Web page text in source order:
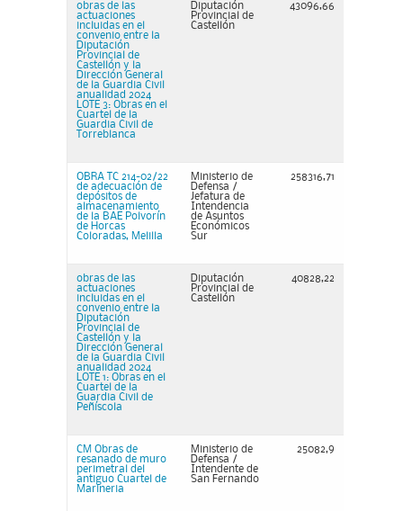
obras de las
actuaciones
incluidas en el
convenio entre la
Diputación
Provincial de
Castellón y la
Dirección General
de la Guardia Civil
anualidad 2024
LOTE 3: Obras en el
Cuartel de la
Guardia Civil de
Torreblanca
Diputación
Provincial de
Castellón
43096,66
OBRA TC 214-02/22
de adecuación de
depósitos de
almacenamiento
de la BAE Polvorín
de Horcas
Coloradas, Melilla
Ministerio de
Defensa /
Jefatura de
Intendencia
de Asuntos
Económicos
Sur
258316,71
obras de las
actuaciones
incluidas en el
convenio entre la
Diputación
Provincial de
Castellón y la
Dirección General
de la Guardia Civil
anualidad 2024
LOTE 1: Obras en el
Cuartel de la
Guardia Civil de
Peñíscola
Diputación
Provincial de
Castellón
40828,22
CM Obras de
resanado de muro
perimetral del
antiguo Cuartel de
Marineria
Ministerio de
Defensa /
Intendente de
San Fernando
25082,9